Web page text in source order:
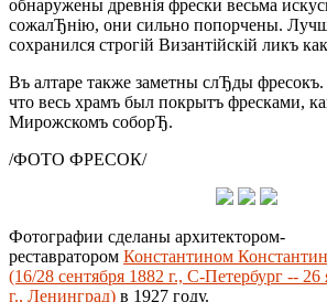
обнаружены древнiя фрески весьма
сожалЂнiю, они сильно попорчены.
сохранился строгiй Византiйскiй ликъ
Въ алтаре также заметны слЂды фресокъ.
что весь храмъ был покрытъ фресками,
Мирожскомъ соборЂ.
/ФОТО ФРЕСОК/
Фотографии сделаны архитектором-
реставратором Константином
(16/28 сентября 1882 г., С-Петербург -- 26
г., Ленинград) в 1927 году.